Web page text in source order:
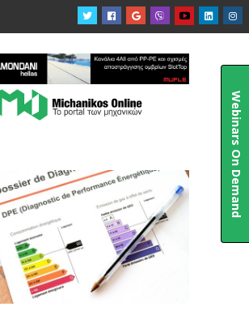

Webinars On Demand